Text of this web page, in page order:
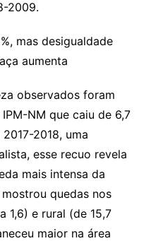
2009.
mas desigualdade
aumenta
observados foram
NM que caiu de 6,7
2018, uma
esse recuo revela
mais intensa da
quedas nos
1,6) e rural (de 15,7
maior na área